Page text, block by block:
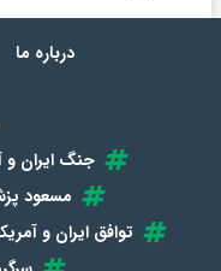
درباره ما
جنگ ایران و
مسعود
توافق ایران و